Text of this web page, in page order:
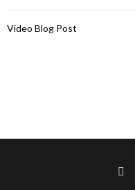
Video Blog Post